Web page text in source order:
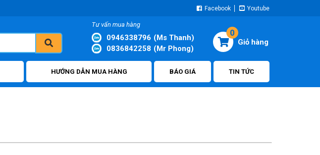
Facebook Youtube
Tư vấn mua hàng
0946338796 (Ms Thanh)
0836842258 (Mr Phong)
0
HƯỚNG DẪN MUA HÀNG BÁO GIÁ TIN TỨC